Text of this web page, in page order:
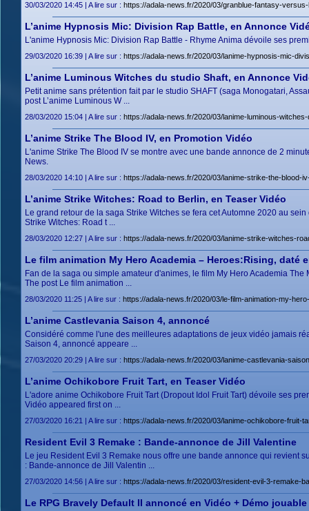
30/03/2020 14:45 | A lire sur : https://adala-news.fr/2020/03/granblue-fantasy-
L’anime Hypnosis Mic: Division Rap Battle, en Annonce
L'anime Hypnosis Mic: Division Rap Battle - Rhyme Anima dévoile ses
29/03/2020 16:39 | A lire sur : https://adala-news.fr/2020/03/lanime-hypnosis-mic-
L’anime Luminous Witches du studio Shaft, en Annonce
Petit anime sans prétention fait par le studio SHAFT (saga Monogatari,
post L’anime Luminous W ...
28/03/2020 15:04 | A lire sur : https://adala-news.fr/2020/03/lanime-luminous-
L’anime Strike The Blood IV, en Promotion Vidéo
L'anime Strike The Blood IV se montre avec une bande annonce de 2
News.
28/03/2020 14:10 | A lire sur : https://adala-news.fr/2020/03/lanime-strike-the-blood-
L’anime Strike Witches: Road to Berlin, en Teaser Vidéo
Le grand retour de la saga Strike Witches se fera cet Automne 2020 au
Strike Witches: Road t ...
28/03/2020 12:27 | A lire sur : https://adala-news.fr/2020/03/lanime-strike-witches-
Le film animation My Hero Academia – Heroes:Rising, daté
Fan de la saga ou simple amateur d'animes, le film My Hero Academia
The post Le film animation ...
28/03/2020 11:25 | A lire sur : https://adala-news.fr/2020/03/le-film-animation-my-
L’anime Castlevania Saison 4, annoncé
Considéré comme l'une des meilleures adaptations de jeux vidéo jamais
Saison 4, annoncé appeare ...
27/03/2020 20:29 | A lire sur : https://adala-news.fr/2020/03/lanime-castlevania-
L’anime Ochikobore Fruit Tart, en Teaser Vidéo
L'adore anime Ochikobore Fruit Tart (Dropout Idol Fruit Tart) dévoile ses
Vidéo appeared first on ...
27/03/2020 16:21 | A lire sur : https://adala-news.fr/2020/03/lanime-ochikobore-fruit-
Resident Evil 3 Remake : Bande-annonce de Jill Valentine
Le jeu Resident Evil 3 Remake nous offre une bande annonce qui revient
: Bande-annonce de Jill Valentin ...
27/03/2020 14:56 | A lire sur : https://adala-news.fr/2020/03/resident-evil-3-remake-
Le RPG Bravely Default II annoncé en Vidéo + Démo jouable